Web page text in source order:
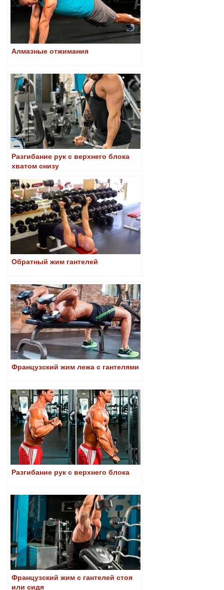
Алмазные отжимания
Разгибание рук с верхнего блока
хватом снизу
Обратный жим гантелей
Французский жим лежа с гантелями
Разгибание рук с верхнего блока
Французский жим с гантелей стоя
или сидя